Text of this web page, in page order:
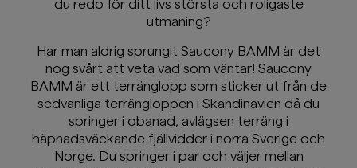
du redo för ditt livs största och roligaste
utmaning?
Har man aldrig sprungit Saucony BAMM är det
nog svårt att veta vad som väntar! Saucony
BAMM är ett terränglopp som sticker ut från de
sedvanliga terrängloppen i Skandinavien då du
springer i obanad, avlägsen terräng i
häpnadsväckande fjällvidder i norra Sverige och
Norge. Du springer i par och väljer mellan